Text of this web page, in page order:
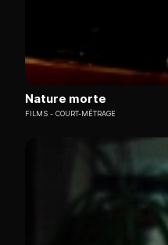
Nature morte
FILMS COURT-MÉTRAGE